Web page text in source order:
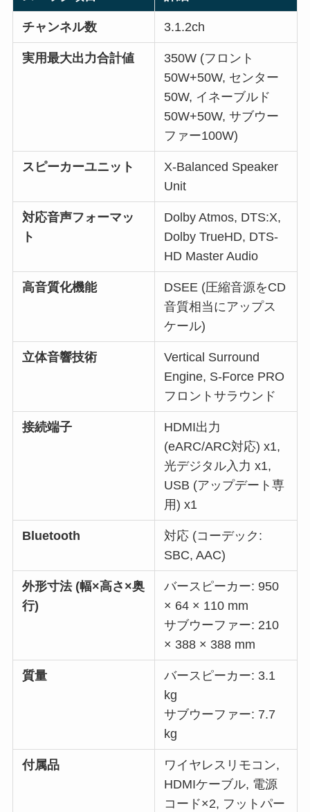
チャンネル数 3.1.2ch
実用最大出力合計値
350W (フロント
50W+50W, センター
50W, イネーブルド
50W+50W, サブウー
ファー100W)
スピーカーユニット
X-Balanced Speaker
Unit
対応音声フォーマッ
ト
Dolby Atmos, DTS:X,
Dolby TrueHD, DTS-
HD Master Audio
高音質化機能
DSEE (圧縮音源をCD
音質相当にアップス
ケール)
立体音響技術
Vertical Surround
Engine, S-Force PRO
フロントサラウンド
接続端子
HDMI出力
(eARC/ARC対応) x1,
光デジタル入力 x1,
USB (アップデート専
用) x1
Bluetooth
対応 (コーデック:
SBC, AAC)
外形寸法 (幅×高さ×奥
行)
バースピーカー: 950
× 64 × 110 mm
サブウーファー: 210
× 388 × 388 mm
質量
バースピーカー: 3.1
kg
サブウーファー: 7.7
kg
付属品
ワイヤレスリモコン,
HDMIケーブル, 電源
コード×2, フットパー